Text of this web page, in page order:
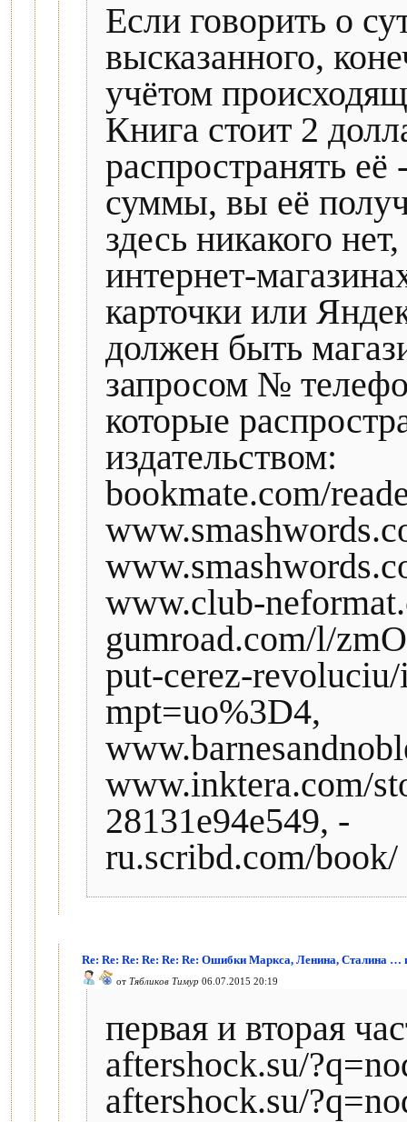
Если говорить о
высказанного,
учётом
Книга стоит 2
распространять
суммы, вы её
здесь никакого
интернет-
карточки или
должен быть
запросом №
которые
издательством:
bookmate.com/
www.club-
gumroad.com/l/
put-cerez-
mpt=uo%3D4,
www.inktera.com/
28131e94e549, -
ru.scribd.com/book/
Re: Re: Re: Re: Re: Re: Ошибки Маркса, Ленина, Сталина …
от Тябликов Тимур 06.07.2015 20:19
первая и вторая
aftershock.su/
aftershock.su/